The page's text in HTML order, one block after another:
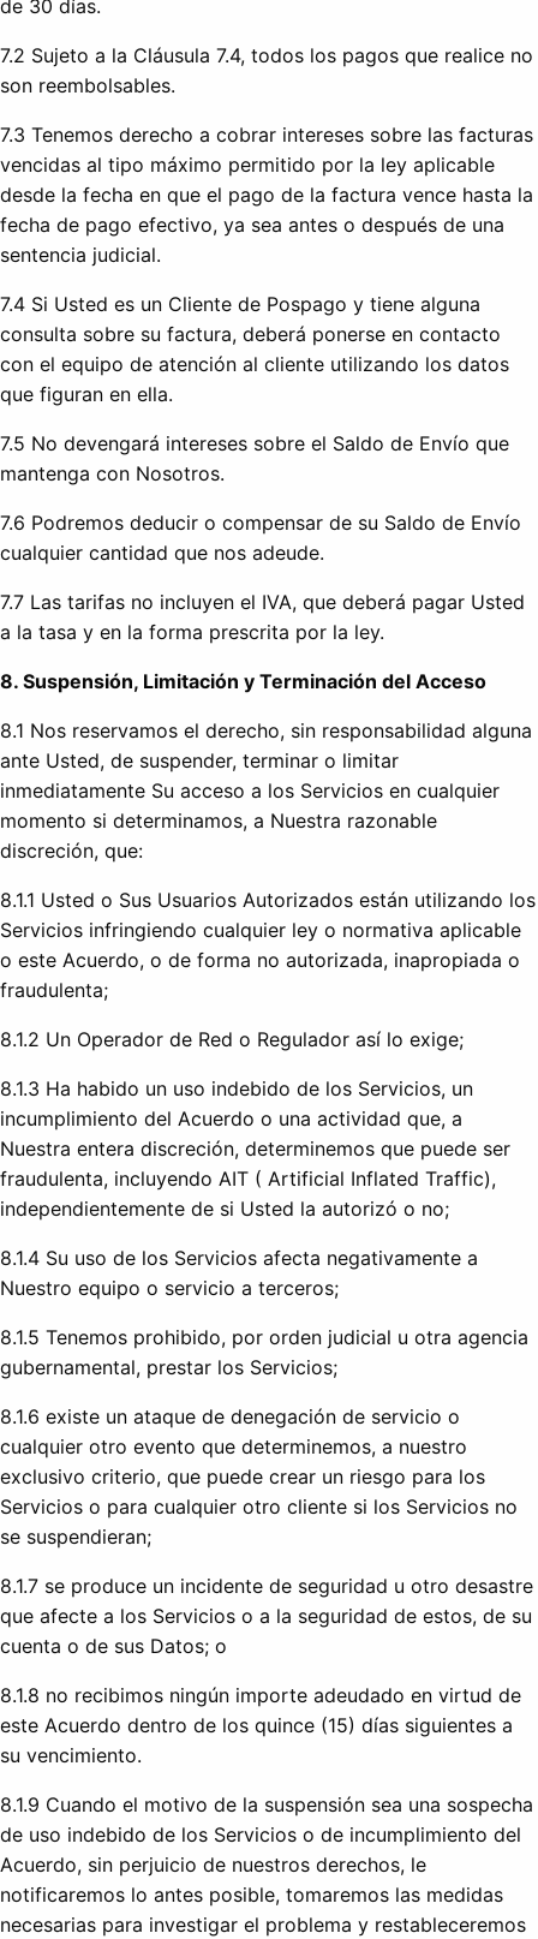
de 30 días.
7.2 Sujeto a la Cláusula 7.4, todos los pagos que realice no
son reembolsables.
7.3 Tenemos derecho a cobrar intereses sobre las facturas
vencidas al tipo máximo permitido por la ley aplicable
desde la fecha en que el pago de la factura vence hasta la
fecha de pago efectivo, ya sea antes o después de una
sentencia judicial.
7.4 Si Usted es un Cliente de Pospago y tiene alguna
consulta sobre su factura, deberá ponerse en contacto
con el equipo de atención al cliente utilizando los datos
que figuran en ella.
7.5 No devengará intereses sobre el Saldo de Envío que
mantenga con Nosotros.
7.6 Podremos deducir o compensar de su Saldo de Envío
cualquier cantidad que nos adeude.
7.7 Las tarifas no incluyen el IVA, que deberá pagar Usted
a la tasa y en la forma prescrita por la ley.
8. Suspensión, Limitación y Terminación del Acceso
8.1 Nos reservamos el derecho, sin responsabilidad alguna
ante Usted, de suspender, terminar o limitar
inmediatamente Su acceso a los Servicios en cualquier
momento si determinamos, a Nuestra razonable
discreción, que:
8.1.1 Usted o Sus Usuarios Autorizados están utilizando los
Servicios infringiendo cualquier ley o normativa aplicable
o este Acuerdo, o de forma no autorizada, inapropiada o
fraudulenta;
8.1.2 Un Operador de Red o Regulador así lo exige;
8.1.3 Ha habido un uso indebido de los Servicios, un
incumplimiento del Acuerdo o una actividad que, a
Nuestra entera discreción, determinemos que puede ser
fraudulenta, incluyendo AIT ( Artificial Inflated Traffic),
independientemente de si Usted la autorizó o no;
8.1.4 Su uso de los Servicios afecta negativamente a
Nuestro equipo o servicio a terceros;
8.1.5 Tenemos prohibido, por orden judicial u otra agencia
gubernamental, prestar los Servicios;
8.1.6 existe un ataque de denegación de servicio o
cualquier otro evento que determinemos, a nuestro
exclusivo criterio, que puede crear un riesgo para los
Servicios o para cualquier otro cliente si los Servicios no
se suspendieran;
8.1.7 se produce un incidente de seguridad u otro desastre
que afecte a los Servicios o a la seguridad de estos, de su
cuenta o de sus Datos; o
8.1.8 no recibimos ningún importe adeudado en virtud de
este Acuerdo dentro de los quince (15) días siguientes a
su vencimiento.
8.1.9 Cuando el motivo de la suspensión sea una sospecha
de uso indebido de los Servicios o de incumplimiento del
Acuerdo, sin perjuicio de nuestros derechos, le
notificaremos lo antes posible, tomaremos las medidas
necesarias para investigar el problema y restableceremos